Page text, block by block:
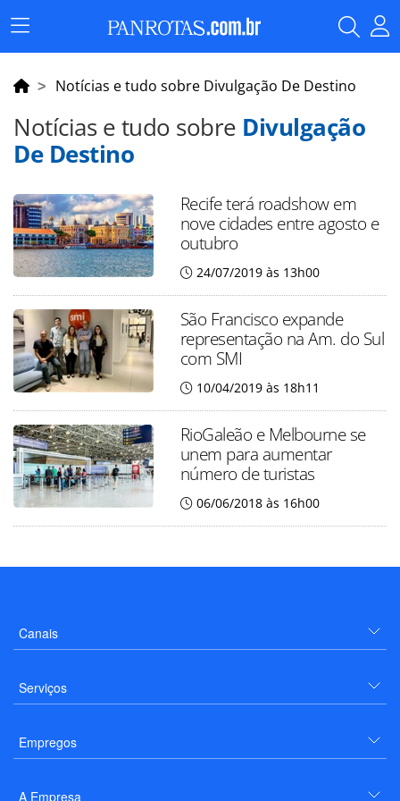
Menu
Principal
Notícias e tudo sobre Divulgação De Destino
Notícias e tudo sobre Divulgação
De Destino
Recife terá roadshow em
nove cidades entre agosto e
outubro
24/07/2019 às 13h00
São Francisco expande
representação na Am. do Sul
com SMI
10/04/2019 às 18h11
RioGaleão e Melbourne se
unem para aumentar
número de turistas
06/06/2018 às 16h00
Canais
Serviços
Empregos
A Empresa